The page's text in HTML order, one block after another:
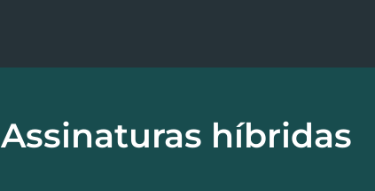
Assinaturas híbridas